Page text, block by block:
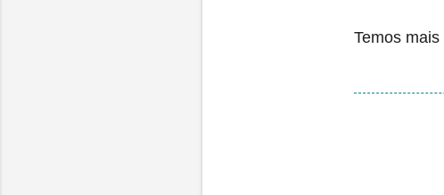
Temos mais